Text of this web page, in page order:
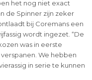
het nog niet exact
de Spinner zijn zeker
bij Coremans een
wordt ingezet. “De
was in eerste
We hebben
in serie te kunnen